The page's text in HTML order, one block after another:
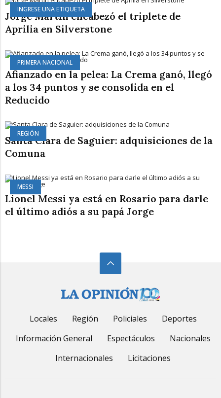
INGRESE UNA ETIQUETA
Jorge Martín encabezó el triplete de
Aprilia en Silverstone
PRIMERA NACIONAL
Afianzado en la pelea: La Crema ganó, llegó
a los 34 puntos y se consolida en el
Reducido
REGIÓN
Santa Clara de Saguier: adquisiciones de la
Comuna
MESSI
Lionel Messi ya está en Rosario para darle
el último adiós a su papá Jorge
Locales Región Policiales
Deportes
Información General
Espectáculos
Nacionales
Internacionales
Licitaciones